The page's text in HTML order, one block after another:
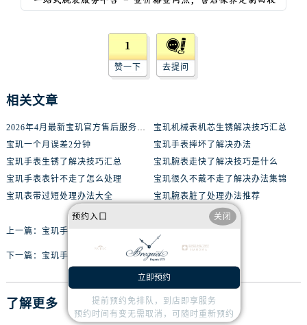
辽宁省辽阳市白塔区新运大街宝玑售后服务中心（需提前预约）
河北省保定市竞秀区朝阳北大街北国先天下宝玑售后服务中心（需提前预约）
内蒙古自治区阿拉善盟市左旗土尔扈特大街宝玑售后服务中心（需提前预约）
1
赞一下 去提问
相关文章
宝玑机械表机芯生锈解决技巧汇总
宝玑一个月误差2分钟
宝玑手表摔坏了解决办法
宝玑手表生锈了解决技巧汇总
宝玑腕表走快了解决技巧是什么
宝玑手表表针不走了怎么处理
宝玑很久不戴不走了解决办法集锦
宝玑表带过短处理办法大全
宝玑腕表脏了处理办法推荐
上一篇： 宝玑手表表针不走了解决技巧盘点
下一篇： 宝玑手表表盘有划痕解决技巧汇总
了解更多
预约入口 关闭
立即预约
提前预约免排队，到店即享服务
预约时间有变无需取消，可随时重新预约